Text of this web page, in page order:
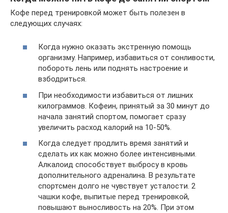
Кофе перед тренировкой может быть полезен в
следующих случаях:
Когда нужно оказать экстренную помощь
организму. Например, избавиться от сонливости,
побороть лень или поднять настроение и
взбодриться.
При необходимости избавиться от лишних
килограммов. Кофеин, принятый за 30 минут до
начала занятий спортом, помогает сразу
увеличить расход калорий на 10-50%.
Когда следует продлить время занятий и
сделать их как можно более интенсивными.
Алкалоид способствует выбросу в кровь
дополнительного адреналина. В результате
спортсмен долго не чувствует усталости. 2
чашки кофе, выпитые перед тренировкой,
повышают выносливость на 20%. При этом